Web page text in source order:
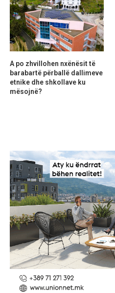
A po zhvillohen nxënësit të
barabartë përballë dallimeve
etnike dhe shkollave ku
mësojnë?